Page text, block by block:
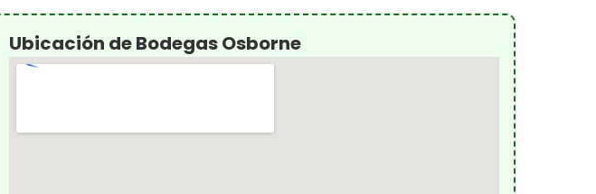
Ubicación de Bodegas Osborne